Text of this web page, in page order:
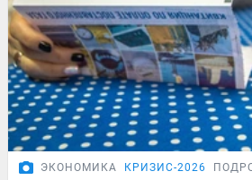
ЭКОНОМИКА КРИЗИС-2026